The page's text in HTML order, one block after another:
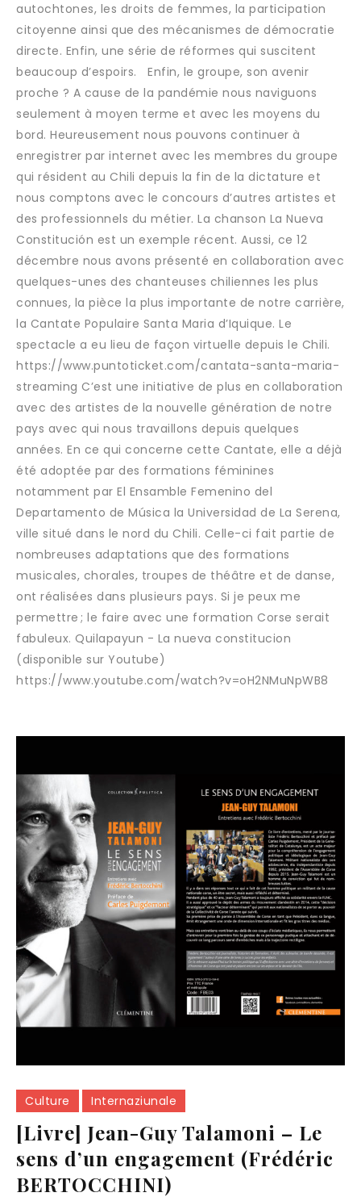
autochtones, les droits de femmes, la participation
citoyenne ainsi que des mécanismes de démocratie
directe. Enfin, une série de réformes qui suscitent
beaucoup d’espoirs. Enfin, le groupe, son avenir
proche ? A cause de la pandémie nous naviguons
seulement à moyen terme et avec les moyens du
bord. Heureusement nous pouvons continuer à
enregistrer par internet avec les membres du groupe
qui résident au Chili depuis la fin de la dictature et
nous comptons avec le concours d’autres artistes et
des professionnels du métier. La chanson La Nueva
Constitución est un exemple récent. Aussi, ce 12
décembre nous avons présenté en collaboration avec
quelques-unes des chanteuses chiliennes les plus
connues, la pièce la plus importante de notre carrière,
la Cantate Populaire Santa Maria d’Iquique. Le
spectacle a eu lieu de façon virtuelle depuis le Chili.
https://www.puntoticket.com/cantata-santa-maria-
streaming C’est une initiative de plus en collaboration
avec des artistes de la nouvelle génération de notre
pays avec qui nous travaillons depuis quelques
années. En ce qui concerne cette Cantate, elle a déjà
été adoptée par des formations féminines
notamment par El Ensamble Femenino del
Departamento de Música la Universidad de La Serena,
ville situé dans le nord du Chili. Celle-ci fait partie de
nombreuses adaptations que des formations
musicales, chorales, troupes de théâtre et de danse,
ont réalisées dans plusieurs pays. Si je peux me
permettre ; le faire avec une formation Corse serait
fabuleux. Quilapayun - La nueva constitucion
(disponible sur Youtube)
https://www.youtube.com/watch?v=oH2NMuNpWB8
Culture Internaziunale
[Livre] Jean-Guy Talamoni – Le
sens d’un engagement (Frédéric
BERTOCCHINI)